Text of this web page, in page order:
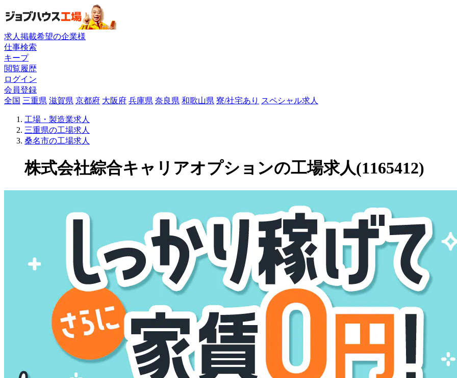
求人掲載希望の企業様
仕事検索
キープ
閲覧履歴
ログイン
会員登録
全国 三重県 滋賀県 京都府 大阪府 兵庫県 奈良県 和歌山県 寮/社宅あり スペシャル求人
工場・製造業求人
三重県の工場求人
桑名市の工場求人
株式会社綜合キャリアオプションの工場求人(1165412)